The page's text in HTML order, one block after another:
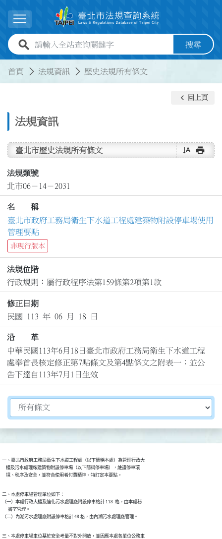
展開選單
全站查詢關鍵字欄位 搜尋
首頁 法規資訊 歷史法規所有條文
法規資訊
keyboard_arrow_left 回上頁
臺北市歷史法規所有條文 text_rotate_vertical print
法規類號
北市06－14－2031
名 稱
臺北市政府工務局衛生下水道工程處建築物附設停車場使用
管理要點
非現行版本
法規位階
行政規則：屬行政程序法第159條第2項第1款
修正日期
民國 113 年 06 月 18 日
沿 革
中華民國113年6月18日臺北市政府工務局衛生下水道工程
處奉首長核定修正第7點條文及第4點條文之附表一；並公
告下達自113年7月1日生效
切換選擇法規資訊內容
一、臺北市政府工務局衛生下水道工程處（以下簡稱本處）為管理行政大
    樓及污水處理廠建築物附設停車場（以下簡稱停車場），維護停車環
    境、秩序及安全，並符合使用者付費精神。特訂定本要點。
二、本處停車場管理單位如下：
（一）本處行政大樓及迪化污水處理廠附設停車格計 118  格，由本處秘
      書室管理。
（二）內湖污水處理廠附設停車格計 48 格，由內湖污水處理廠管理。
三、本處停車場車位基於安全考量不對外開放，並因應本處各單位公務車